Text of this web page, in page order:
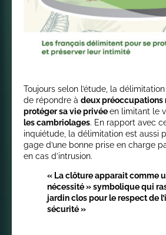
Toujours selon l’étude, la
de répondre à deux préoccupations
protéger sa vie privéeen limitant le
les cambriolages. En rapport avec
inquiétude, la délimitation est aussi
gage d’une bonne prise en charge
en cas d’intrusion.
« La clôture apparait comme
nécessité » symbolique qui
jardin clos pour le respect de
sécurité »